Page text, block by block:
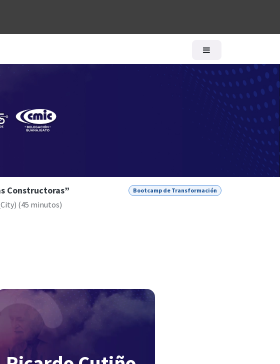
Constructoras” Bootcamp de Transformación
) (45 minutos)